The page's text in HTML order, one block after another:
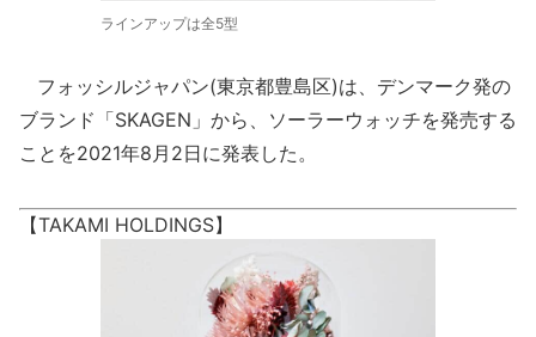
ラインアップは全5型
フォッシルジャパン(東京都豊島区)は、デンマーク発の
ブランド「SKAGEN」から、ソーラーウォッチを発売する
ことを2021年8月2日に発表した。
【TAKAMI HOLDINGS】